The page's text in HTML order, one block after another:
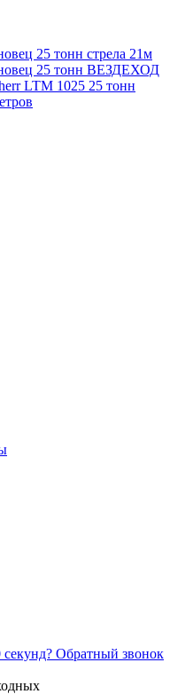
25 тонн стрела 21м
25 тонн ВЕЗДЕХОД
LTM 1025 25 тонн
секунд? Обратный звонок